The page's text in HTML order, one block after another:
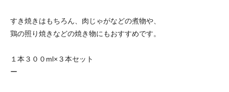
すき焼きはもちろん、肉じゃがなどの煮物や、
鶏の照り焼きなどの焼き物にもおすすめです。
１本３００ml×３本セット
ー